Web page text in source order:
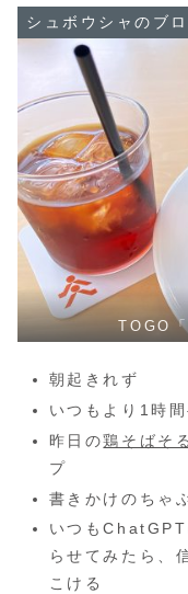
シュボウシャのブ
TOGO
朝起きれず
いつもより1時
昨日の鶏そばそ
プ
書きかけのちゃ
いつも
らせてみたら、
こける